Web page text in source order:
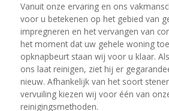
Vanuit onze ervaring en ons
voor u betekenen op het gebied van
impregneren en het vervangen van
het moment dat uw gehele woning
opknapbeurt staan wij voor u klaar.
ons laat reinigen, ziet hij er
nieuw. Afhankelijk van het soort
vervuiling kiezen wij voor één van
reinigingsmethoden.